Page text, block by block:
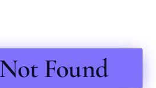
Found